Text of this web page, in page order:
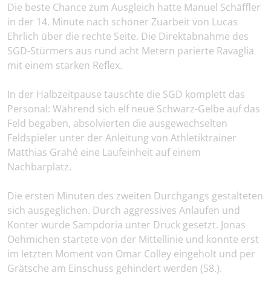
Die beste Chance zum Ausgleich hatte Manuel Schäffler
in der 14. Minute nach schöner Zuarbeit von Lucas
Ehrlich über die rechte Seite. Die Direktabnahme des
SGD-Stürmers aus rund acht Metern parierte Ravaglia
mit einem starken Reflex.
In der Halbzeitpause tauschte die SGD komplett das
Personal: Während sich elf neue Schwarz-Gelbe auf das
Feld begaben, absolvierten die ausgewechselten
Feldspieler unter der Anleitung von Athletiktrainer
Matthias Grahé eine Laufeinheit auf einem
Nachbarplatz.
Die ersten Minuten des zweiten Durchgangs gestalteten
sich ausgeglichen. Durch aggressives Anlaufen und
Konter wurde Sampdoria unter Druck gesetzt. Jonas
Oehmichen startete von der Mittellinie und konnte erst
im letzten Moment von Omar Colley eingeholt und per
Grätsche am Einschuss gehindert werden (58.).